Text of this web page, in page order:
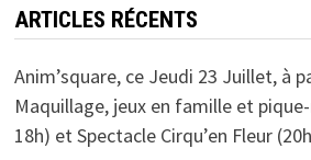
ARTICLES RÉCENTS
Anim’square, ce Jeudi 23 Juillet, à
Maquillage, jeux en famille et
18h) et Spectacle Cirqu’en Fleur